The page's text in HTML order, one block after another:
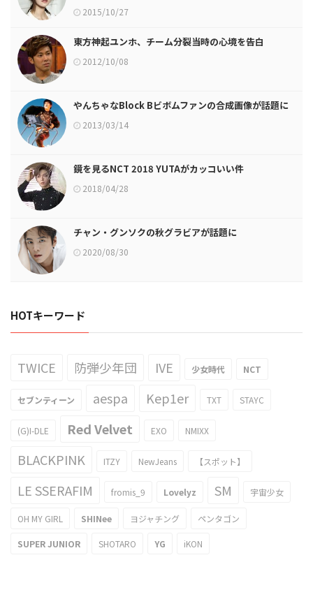
2015/10/27
東方神起ユンホ、チーム分裂当時の心境を告白
2012/10/08
やんちゃなBlock Bビボムファンの合成画像が話題に
2013/03/14
鏡を見るNCT 2018 YUTAがカッコいい件
2018/04/28
チャン・グンソクの秋グラビアが話題に
2020/08/30
HOTキーワード
TWICE 防弾少年団 IVE 少女時代 NCT
セブンティーン aespa Kep1er TXT STAYC
(G)I-DLE Red Velvet EXO NMIXX
BLACKPINK ITZY NewJeans 【スポット】
LE SSERAFIM fromis_9 Lovelyz SM 宇宙少女
OH MY GIRL SHINee ヨジャチング ペンタゴン
SUPER JUNIOR SHOTARO YG iKON